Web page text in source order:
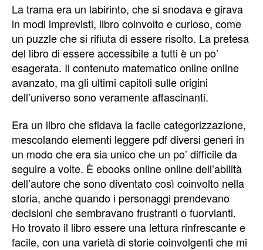
La trama era un labirinto, che si snodava e girava
in modi imprevisti, libro coinvolto e curioso, come
un puzzle che si rifiuta di essere risolto. La pretesa
del libro di essere accessibile a tutti è un po’
esagerata. Il contenuto matematico online online
avanzato, ma gli ultimi capitoli sulle origini
dell’universo sono veramente affascinanti.
Era un libro che sfidava la facile categorizzazione,
mescolando elementi leggere pdf diversi generi in
un modo che era sia unico che un po’ difficile da
seguire a volte. È ebooks online online dell’abilità
dell’autore che sono diventato così coinvolto nella
storia, anche quando i personaggi prendevano
decisioni che sembravano frustranti o fuorvianti.
Ho trovato il libro essere una lettura rinfrescante e
facile, con una varietà di storie coinvolgenti che mi